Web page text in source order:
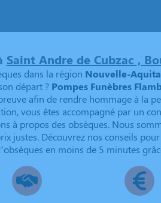
Saint Andre de Cubzac ,
dans la région Nouvelle-
départ ? Pompes Funèbres
afin de rendre hommage à la
vous êtes accompagné par un
à propos des obsèques. Nous
justes. Découvrez nos conseils
en moins de 5 minutes